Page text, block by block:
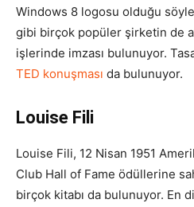
Windows 8 logosu olduğu
gibi birçok popüler şirketin de
işlerinde imzası bulunuyor.
TED konuşması da bulunuyor.
Louise Fili
Louise Fili, 12 Nisan 1951
Club Hall of Fame ödüllerine
birçok kitabı da bulunuyor. En